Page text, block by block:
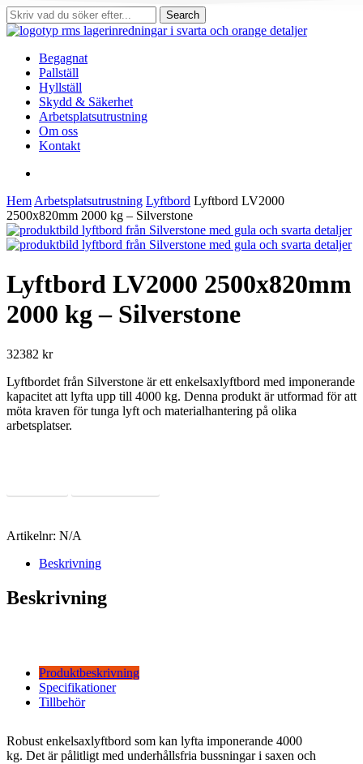
Skip
to
main
content
Search
Close
search
Menu
Begagnat
Pallställ
Hyllställ
Skydd & Säkerhet
Arbetsplatsutrustning
Om oss
Kontakt
Hem Arbetsplatsutrustning Lyftbord Lyftbord LV2000
2500x820mm 2000 kg – Silverstone
Lyftbord LV2000 2500x820mm
2000 kg – Silverstone
32382 kr
Lyftbordet från Silverstone är ett enkelsaxlyftbord med imponerande
kapacitet att lyfta upp till 4000 kg. Denna produkt är utformad för att
möta kraven för tunga lyft och materialhantering på olika
arbetsplatser.
Artikelnr: N/A
Beskrivning
Beskrivning
Produktbeskrivning
Specifikationer
Tillbehör
Robust enkelsaxlyftbord som kan lyfta imponerande 4000
kg. Det är pålitligt med underhållsfria bussningar i saxen och